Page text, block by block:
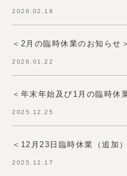
2026.02.18
＜2月の臨時休業のお知らせ＞
2026.01.22
＜年末年始及び1月の臨時休
2025.12.25
＜12月23日臨時休業（追加
2025.12.17